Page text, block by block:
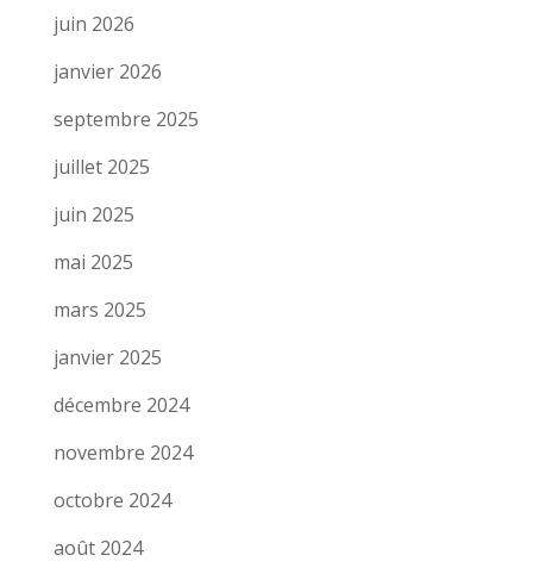
juin 2026
janvier 2026
septembre 2025
juillet 2025
juin 2025
mai 2025
mars 2025
janvier 2025
décembre 2024
novembre 2024
octobre 2024
août 2024